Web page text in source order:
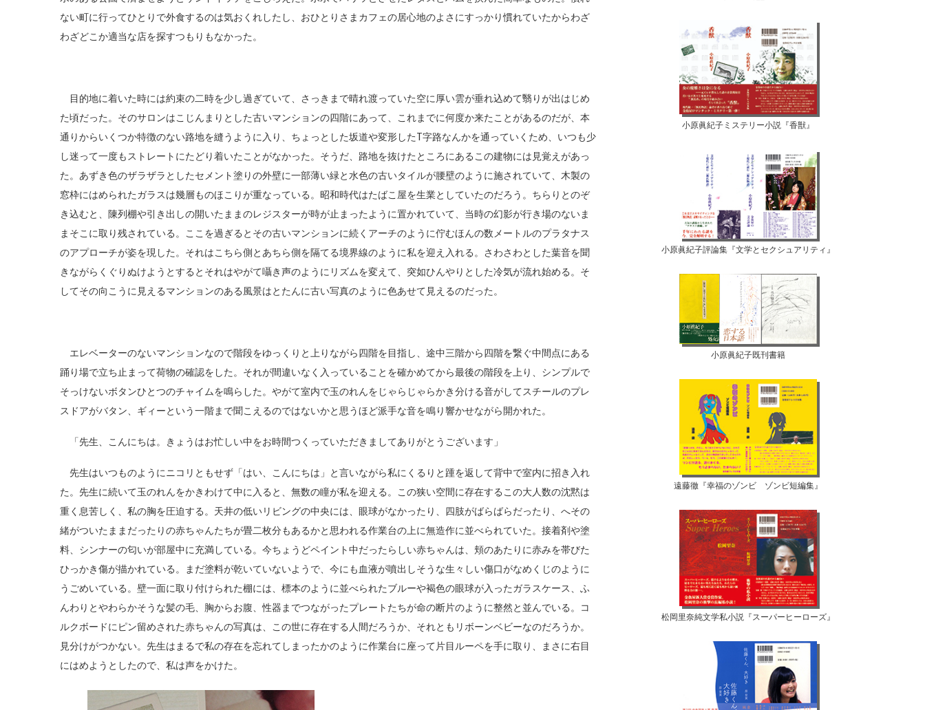
ない町に行ってひとりで外食するのは気おくれしたし、おひとりさまカフェの居心地のよさにすっかり慣れていたからわざ
わざどこか適当な店を探すつもりもなかった。
目的地に着いた時には約束の二時を少し過ぎていて、さっきまで晴れ渡っていた空に厚い雲が垂れ込めて翳りが出はじめ
た頃だった。そのサロンはこじんまりとした古いマンションの四階にあって、これまでに何度か来たことがあるのだが、本
通りからいくつか特徴のない路地を縫うように入り、ちょっとした坂道や変形したT字路なんかを通っていくため、いつも少
し迷って一度もストレートにたどり着いたことがなかった。そうだ、路地を抜けたところにあるこの建物には見覚えがあっ
た。あずき色のザラザラとしたセメント塗りの外壁に一部薄い緑と水色の古いタイルが腰壁のように施されていて、木製の
窓枠にはめられたガラスは幾層ものほこりが重なっている。昭和時代はたばこ屋を生業としていたのだろう。ちらりとのぞ
き込むと、陳列棚や引き出しの開いたままのレジスターが時が止まったように置かれていて、当時の幻影が行き場のないま
まそこに取り残されている。ここを過ぎるとその古いマンションに続くアーチのように佇むほんの数メートルのプラタナス
のアプローチが姿を現した。それはこちら側とあちら側を隔てる境界線のように私を迎え入れる。さわさわとした葉音を聞
きながらくぐりぬけようとするとそれはやがて囁き声のようにリズムを変えて、突如ひんやりとした冷気が流れ始める。そ
してその向こうに見えるマンションのある風景はとたんに古い写真のように色あせて見えるのだった。
エレベーターのないマンションなので階段をゆっくりと上りながら四階を目指し、途中三階から四階を繋ぐ中間点にある
踊り場で立ち止まって荷物の確認をした。それが間違いなく入っていることを確かめてから最後の階段を上り、シンプルで
そっけないボタンひとつのチャイムを鳴らした。やがて室内で玉のれんをじゃらじゃらかき分ける音がしてスチールのプレ
スドアがバタン、ギィーという一階まで聞こえるのではないかと思うほど派手な音を鳴り響かせながら開かれた。
「先生、こんにちは。きょうはお忙しい中をお時間つくっていただきましてありがとうございます」
先生はいつものようにニコリともせず「はい、こんにちは」と言いながら私にくるりと踵を返して背中で室内に招き入れ
た。先生に続いて玉のれんをかきわけて中に入ると、無数の瞳が私を迎える。この狭い空間に存在するこの大人数の沈黙は
重く息苦しく、私の胸を圧迫する。天井の低いリビングの中央には、眼球がなかったり、四肢がばらばらだったり、へその
緒がついたままだったりの赤ちゃんたちが畳二枚分もあるかと思われる作業台の上に無造作に並べられていた。接着剤や塗
料、シンナーの匂いが部屋中に充満している。今ちょうどペイント中だったらしい赤ちゃんは、頬のあたりに赤みを帯びた
ひっかき傷が描かれている。まだ塗料が乾いていないようで、今にも血液が噴出しそうな生々しい傷口がなめくじのように
うごめいている。壁一面に取り付けられた棚には、標本のように並べられたブルーや褐色の眼球が入ったガラスケース、ふ
んわりとやわらかそうな髪の毛、胸からお腹、性器までつながったプレートたちが命の断片のように整然と並んでいる。コ
ルクボードにピン留めされた赤ちゃんの写真は、この世に存在する人間だろうか、それともリボーンベビーなのだろうか。
見分けがつかない。先生はまるで私の存在を忘れてしまったかのように作業台に座って片目ルーペを手に取り、まさに右目
にはめようとしたので、私は声をかけた。
小原眞紀子ミステリー小説『香獣』
小原眞紀子評論集『文学とセクシュアリティ』
小原眞紀子既刊書籍
遠藤徹『幸福のゾンビ ゾンビ短編集』
松岡里奈純文学私小説『スーパーヒーローズ』